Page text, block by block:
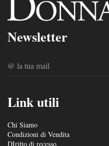
Newsletter
Link utili
Chi Siamo
Condizioni di Vendita
DIritto di recesso